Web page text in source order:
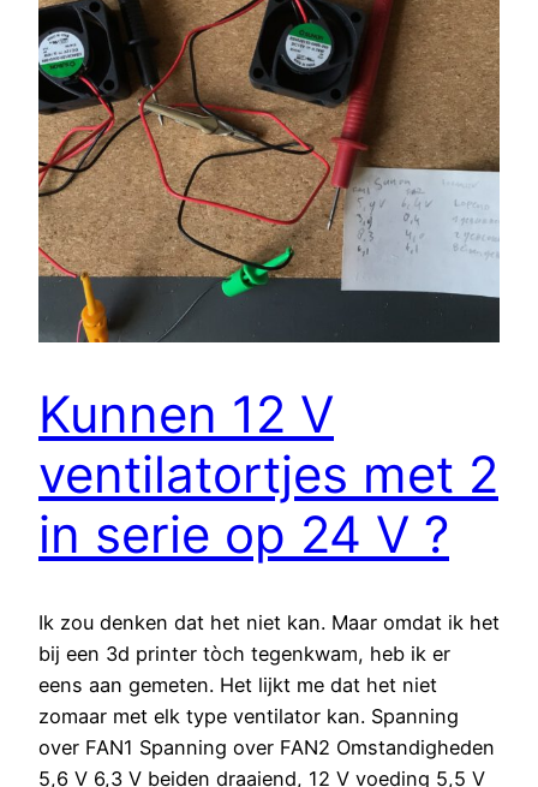
Kunnen 12 V
ventilatortjes met 2
in serie op 24 V ?
Ik zou denken dat het niet kan. Maar omdat ik het
bij een 3d printer tòch tegenkwam, heb ik er
eens aan gemeten. Het lijkt me dat het niet
zomaar met elk type ventilator kan. Spanning
over FAN1 Spanning over FAN2 Omstandigheden
5,6 V 6,3 V beiden draaiend, 12 V voeding 5,5 V